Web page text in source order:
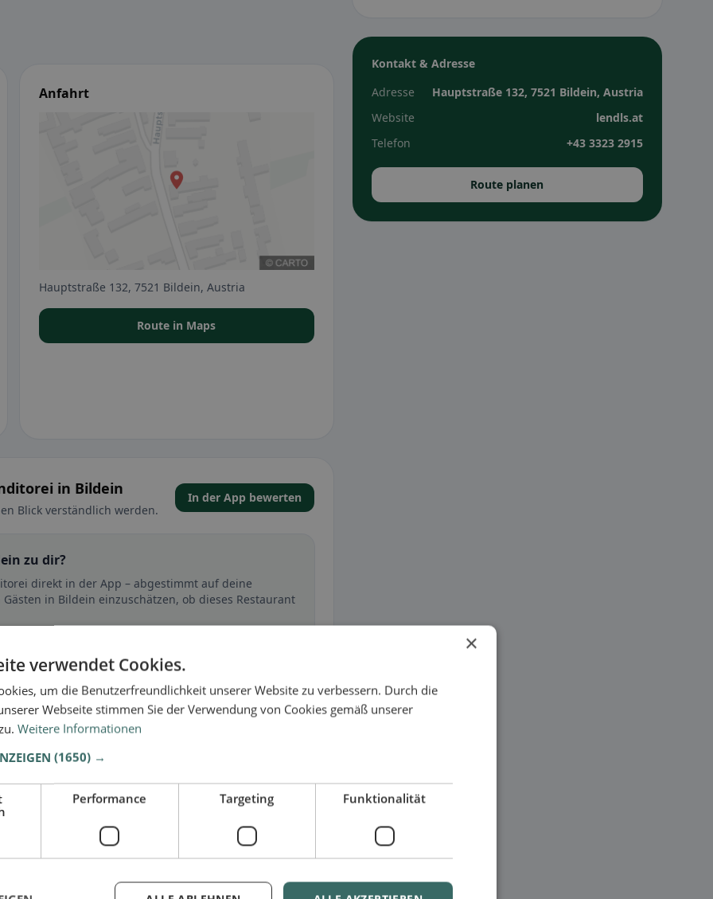
Anfahrt
Hauptstraße 132, 7521 Bildein, Austria
Route in Maps
in Bildein
Blick verständlich werden.
In der App bewerten
zu dir?
direkt in der App – abgestimmt auf deine
in Bildein einzuschätzen, ob dieses Restaurant
besonders bei glutenfrei, vegan, vegetarisch oder
Kontakt & Adresse
Adresse
Hauptstraße 132, 7521 Bildein, Austria
Website
lendls.at
Telefon
+43 3323 2915
Route planen
×
verwendet Cookies.
um die Benutzerfreundlichkeit unserer Website zu verbessern. Durch die
Webseite stimmen Sie der Verwendung von Cookies gemäß unserer
Weitere Informationen
(1650) →
Performance Targeting Funktionalität